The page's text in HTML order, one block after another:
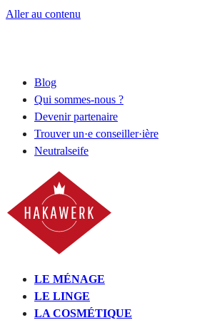
Aller au contenu
Blog
Qui sommes-nous ?
Devenir partenaire
Trouver un·e conseiller·ière
Neutralseife
LE MÉNAGE
LE LINGE
LA COSMÉTIQUE